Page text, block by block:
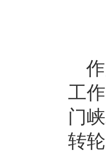
作
工
门
转